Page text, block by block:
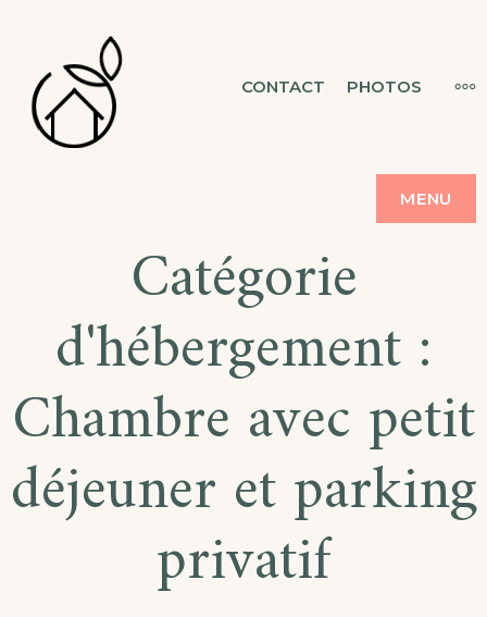
MAISON &
CHAMBRES D'HÔTES
CONTACT PHOTOS
MENU
Catégorie
d'hébergement :
Chambre avec petit
déjeuner et parking
privatif